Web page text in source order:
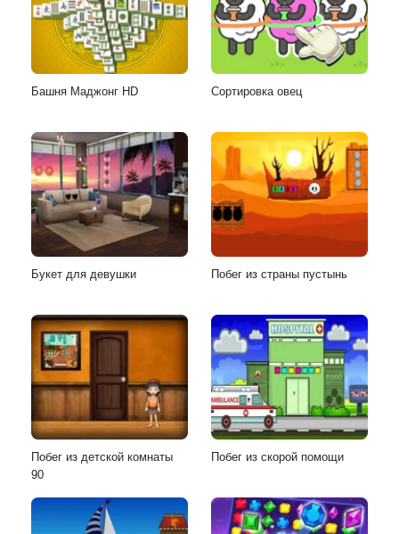
Башня Маджонг HD Сортировка овец
Букет для девушки Побег из страны пустынь
Побег из детской комнаты
90
Побег из скорой помощи